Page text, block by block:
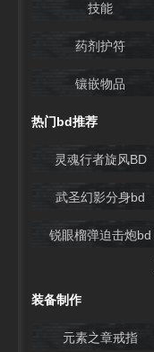
嚎叫洞穴
佣兵
开荒必做支线
技能
药剂护符
镶嵌物品
热门bd推荐
灵魂行者旋风BD
武圣幻影分身bd
锐眼榴弹迫击炮bd
冰环时空法师bd
装备制作
元素之章戒指